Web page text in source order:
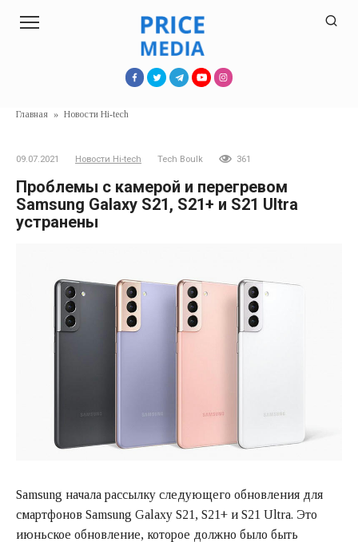
Главная » Новости Hi-tech
09.07.2021 Новости Hi-tech Tech Boulk 361
Проблемы с камерой и перегревом
Samsung Galaxy S21, S21+ и S21 Ultra
устранены
Samsung начала рассылку следующего обновления для
смартфонов Samsung Galaxy S21, S21+ и S21 Ultra. Это
июньское обновление, которое должно было быть